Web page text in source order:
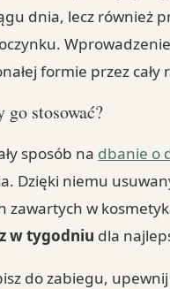
dnia, lecz również
formie przez cały
stosować?
sposób na dbanie o
Dzięki niemu
zawartych w
w tygodniu dla
do zabiegu,